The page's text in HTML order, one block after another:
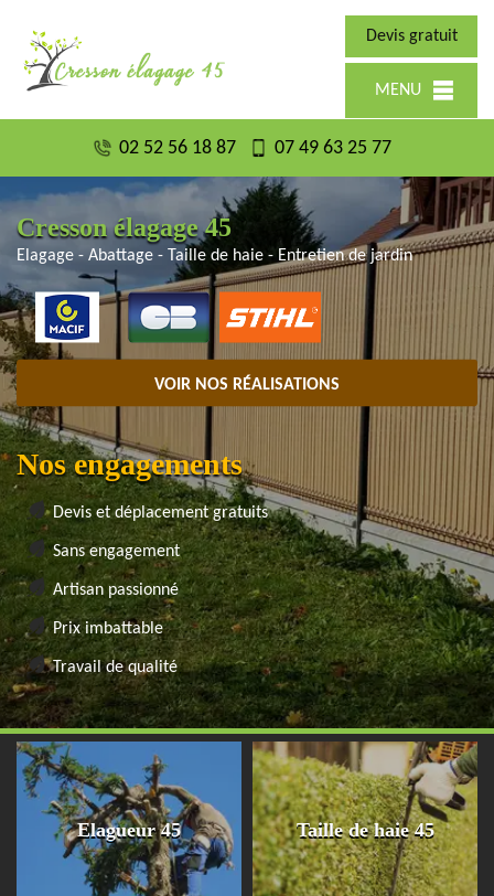
Devis gratuit
MENU
02 52 56 18 87 07 49 63 25 77
Cresson élagage 45
Elagage - Abattage - Taille de haie - Entretien de jardin
VOIR NOS RÉALISATIONS
Nos engagements
Devis et déplacement gratuits
Sans engagement
Artisan passionné
Prix imbattable
Travail de qualité
Elagueur 45 Taille de haie 45